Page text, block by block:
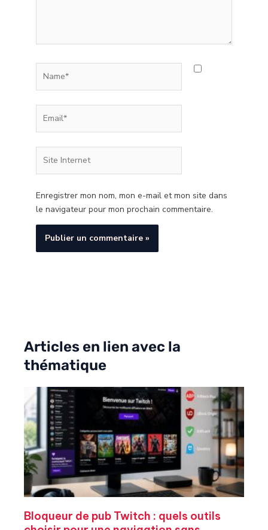
Internet
Enregistrer mon nom, mon e-mail et mon site dans
le navigateur pour mon prochain commentaire.
Articles en lien avec la
thématique
Bloqueur de pub Twitch : quels outils